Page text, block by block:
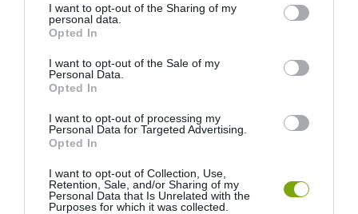
not limited to your visit or usage behaviour. You may click to
grant or deny consent to Google and its third-party tags to
use your data for below specified purposes in below Google
consent section.
I want to opt-out of the Sharing of my
personal data.
Opted In
I want to opt-out of the Sale of my
Personal Data.
Opted In
I want to opt-out of processing my
Personal Data for Targeted Advertising.
Opted In
I want to opt-out of Collection, Use,
Retention, Sale, and/or Sharing of my
Personal Data that Is Unrelated with the
Purposes for which it was collected.